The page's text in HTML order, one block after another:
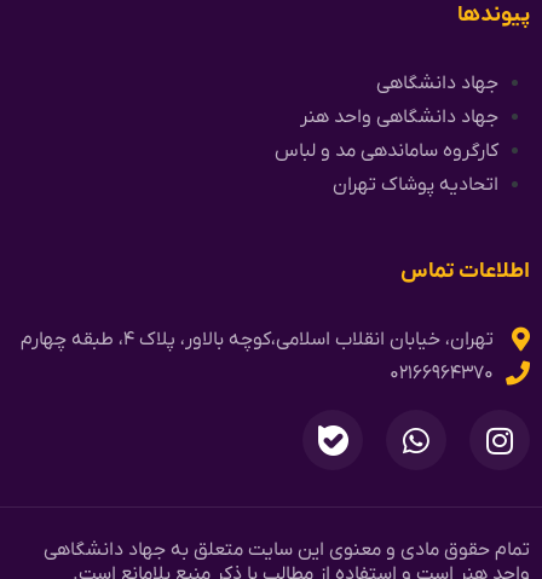
پیوندها
جهاد دانشگاهی
جهاد دانشگاهی واحد هنر
کارگروه ساماندهی مد و لباس
اتحادیه پوشاک تهران
اطلاعات تماس
تهران، خیابان انقلاب اسلامی،کوچه بالاور، پلاک ۴، طبقه چهارم
۰۲۱۶۶۹۶۴۳۷۰
تمام حقوق مادی و معنوی این سایت متعلق به جهاد دانشگاهی
واحد هنر است و استفاده از مطالب با ذکر منبع بلامانع است.